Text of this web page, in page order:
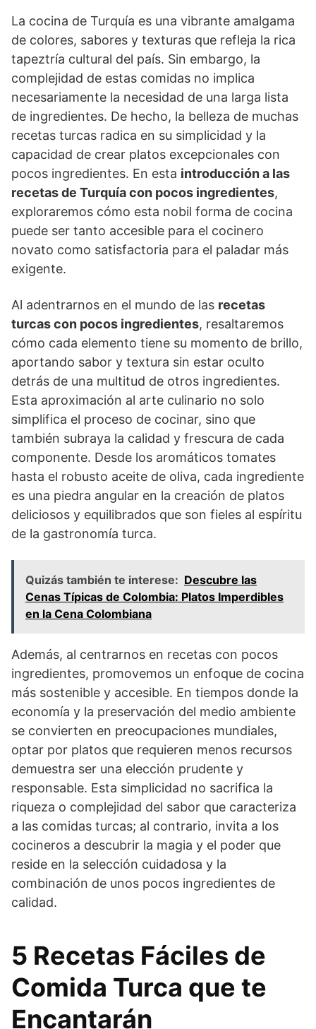
La cocina de Turquía es una vibrante amalgama
de colores, sabores y texturas que refleja la rica
tapeztría cultural del país. Sin embargo, la
complejidad de estas comidas no implica
necesariamente la necesidad de una larga lista
de ingredientes. De hecho, la belleza de muchas
recetas turcas radica en su simplicidad y la
capacidad de crear platos excepcionales con
pocos ingredientes. En esta introducción a las
recetas de Turquía con pocos ingredientes,
exploraremos cómo esta nobil forma de cocina
puede ser tanto accesible para el cocinero
novato como satisfactoria para el paladar más
exigente.
Al adentrarnos en el mundo de las recetas
turcas con pocos ingredientes, resaltaremos
cómo cada elemento tiene su momento de brillo,
aportando sabor y textura sin estar oculto
detrás de una multitud de otros ingredientes.
Esta aproximación al arte culinario no solo
simplifica el proceso de cocinar, sino que
también subraya la calidad y frescura de cada
componente. Desde los aromáticos tomates
hasta el robusto aceite de oliva, cada ingrediente
es una piedra angular en la creación de platos
deliciosos y equilibrados que son fieles al espíritu
de la gastronomía turca.
Quizás también te interese: Descubre las
Cenas Típicas de Colombia: Platos Imperdibles
en la Cena Colombiana
Además, al centrarnos en recetas con pocos
ingredientes, promovemos un enfoque de cocina
más sostenible y accesible. En tiempos donde la
economía y la preservación del medio ambiente
se convierten en preocupaciones mundiales,
optar por platos que requieren menos recursos
demuestra ser una elección prudente y
responsable. Esta simplicidad no sacrifica la
riqueza o complejidad del sabor que caracteriza
a las comidas turcas; al contrario, invita a los
cocineros a descubrir la magia y el poder que
reside en la selección cuidadosa y la
combinación de unos pocos ingredientes de
calidad.
5 Recetas Fáciles de
Comida Turca que te
Encantarán